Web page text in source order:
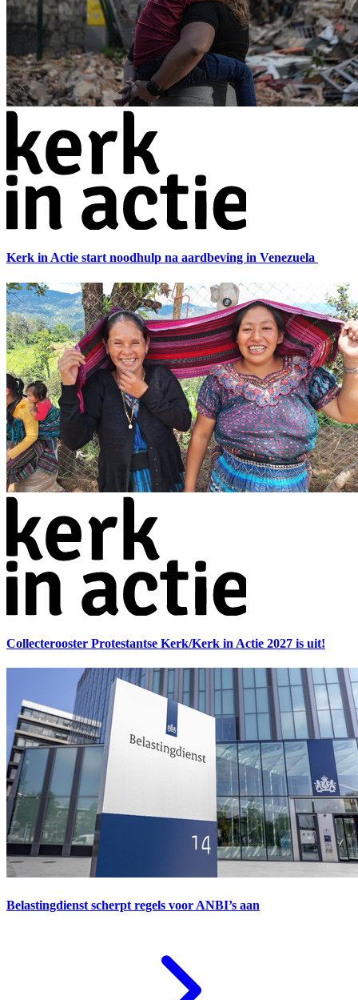
Kerk in Actie start noodhulp na aardbeving in Venezuela
Collecterooster Protestantse Kerk/Kerk in Actie 2027 is uit!
Belastingdienst scherpt regels voor ANBI’s aan